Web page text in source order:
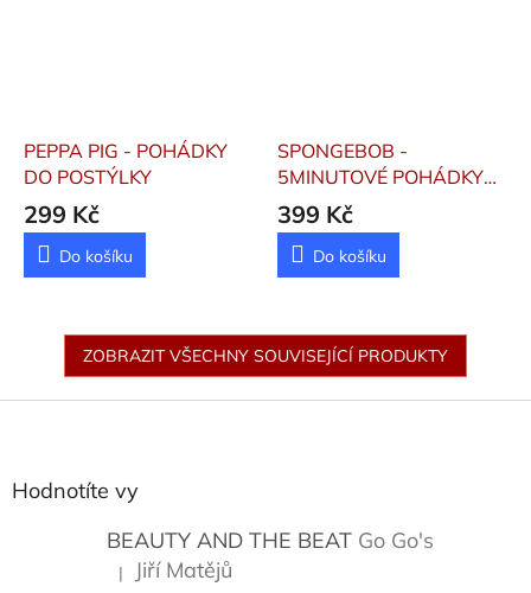
PEPPA PIG - POHÁDKY
DO POSTÝLKY
299 Kč
Do košíku
SPONGEBOB -
5MINUTOVÉ POHÁDKY
Kolektiv
399 Kč
Do košíku
ZOBRAZIT VŠECHNY SOUVISEJÍCÍ PRODUKTY
Hodnotíte vy
BEAUTY AND THE BEAT Go Go's
Hodnocení produktu je 5 z 5 hvězdiček.
| Jiří Matějů